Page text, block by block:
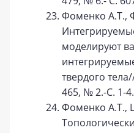
Фоменко А.Т.,
моделируют
твердого
465, № 2.-С. 1-4.
Фоменко А.Т.,